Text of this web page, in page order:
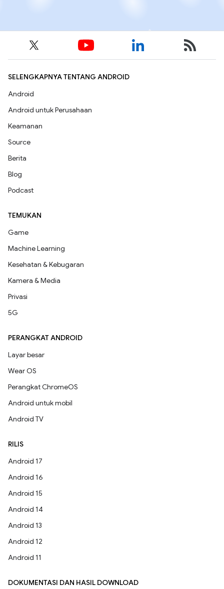
SELENGKAPNYA TENTANG ANDROID
Android
Android untuk Perusahaan
Keamanan
Source
Berita
Blog
Podcast
TEMUKAN
Game
Machine Learning
Kesehatan & Kebugaran
Kamera & Media
Privasi
5G
PERANGKAT ANDROID
Layar besar
Wear OS
Perangkat ChromeOS
Android untuk mobil
Android TV
RILIS
Android 17
Android 16
Android 15
Android 14
Android 13
Android 12
Android 11
DOKUMENTASI DAN HASIL DOWNLOAD